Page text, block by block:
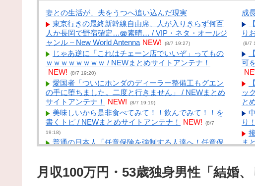
妻との生活が、夫をうつへ追い込んだ現実
東京行きの最終新幹線自由席、人が入りきらず何百
人か長岡で野宿確定…🫨素晴… / VIP・ネタ・オールジ
ャンル – New World Antenna NEW! (8/7 19:27)
じゃあ逆に「これはチェーン店でいいぞ」ってもの
ｗｗｗｗｗｗｗｗ / NEWまとめサイトアンテナ！
NEW!
(8/7 19:20)
愛国者「ついにホンダのディーラー整備工もグエン
の手に堕ちました。二度と行きません」 / NEWまとめ
サイトアンテナ！
NEW! (8/7 19:19)
美味しいから是非食べてみて！！飲んでみて！！を
書くトピ / NEWまとめサイトアンテナ！
NEW!
(8/7
19:18)
普通の日本人「任意保険を強制する人達へ！任意保
謎の勢力「AI発展したらお前らは皆クビになるわ」
→未だかつてAIのせいで失業したG民が0人の理由 /
成
り
(8/7
可
ッ
と
り
ま
月収100万円・53歳独身男性「結婚